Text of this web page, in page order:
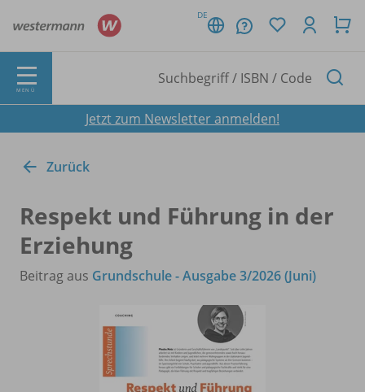
DE
MENÜ
Jetzt zum Newsletter anmelden!
Zurück
Respekt und Führung in der
Erziehung
Beitrag aus Grundschule - Ausgabe 3/2026 (Juni)